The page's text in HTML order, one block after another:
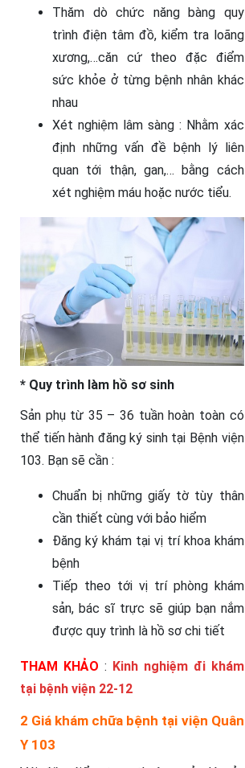
Thăm dò chức năng bàng quy
trình điện tâm đồ, kiểm tra loãng
xương,…căn cứ theo đặc điểm
sức khỏe ở từng bệnh nhân khác
nhau
Xét nghiệm lâm sàng : Nhằm xác
định những vấn đề bệnh lý liên
quan tới thận, gan,… bằng cách
xét nghiệm máu hoặc nước tiểu.
* Quy trình làm hồ sơ sinh
Sản phụ từ 35 – 36 tuần hoàn toàn có
thể tiến hành đăng ký sinh tại Bệnh viện
103. Bạn sẽ cần :
Chuẩn bị những giấy tờ tùy thân
cần thiết cùng với bảo hiểm
Đăng ký khám tại vị trí khoa khám
bệnh
Tiếp theo tới vị trí phòng khám
sản, bác sĩ trực sẽ giúp bạn nắm
được quy trình là hồ sơ chi tiết
THAM KHẢO : Kinh nghiệm đi khám
tại bệnh viện 22-12
2 Giá khám chữa bệnh tại viện Quân
Y 103